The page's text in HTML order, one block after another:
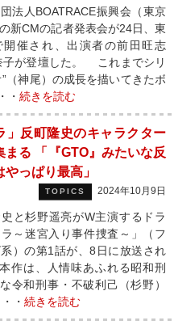
法人BOATRACE振興会（東京
新CMの記者発表会が24日、東
開催され、出演者の前田旺志
子が登壇した。 これまでシリ
（神尾）の成長を描いてきたボ
・ 続きを読む
」反町隆史のキャラクター
まる 「『GTO』みたいな反
やっぱり最高」
TOPICS 2024年10月9日
と杉野遥亮がW主演するドラ
～迷宮入り事件捜査～」（フ
）の第1話が、8日に放送され
は、人情味あふれる昭和刑
令和刑事・不破利己（杉野）
・ 続きを読む